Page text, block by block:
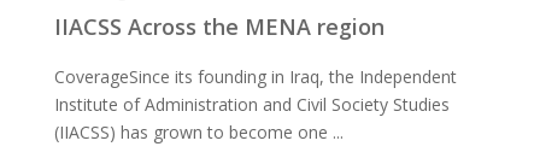
IIACSS Across the MENA region
CoverageSince its founding in Iraq, the Independent
Institute of Administration and Civil Society Studies
(IIACSS) has grown to become one ...